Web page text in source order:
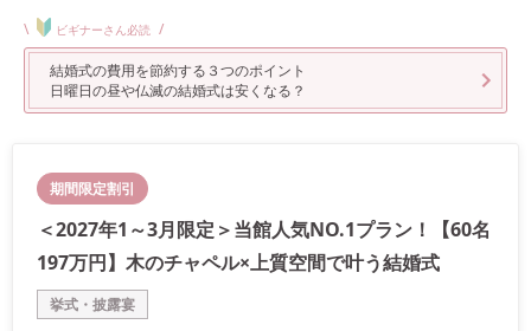
\ ビギナーさん必読 /
結婚式の費用を節約する３つのポイント
日曜日の昼や仏滅の結婚式は安くなる？
期間限定割引
＜2027年1～3月限定＞当館人気NO.1プラン！【60名
197万円】木のチャペル×上質空間で叶う結婚式
挙式・披露宴